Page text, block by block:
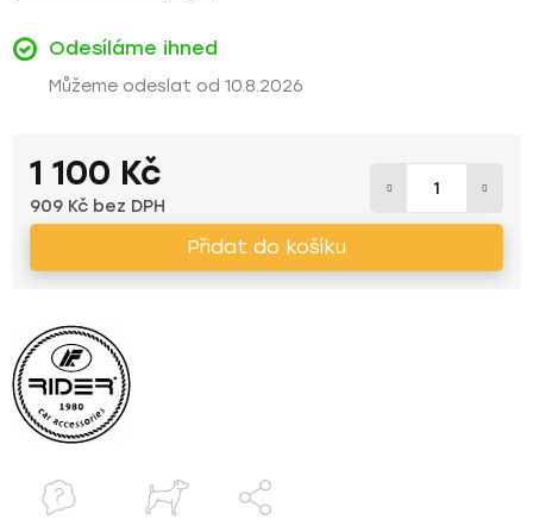
Odesíláme ihned
10.8.2026
1 100 Kč
909 Kč bez DPH
Přidat do košíku